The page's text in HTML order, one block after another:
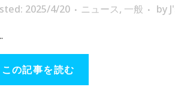
2025/4/20 ニュース, 一般 by
この記事を読む